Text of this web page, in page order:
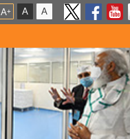
A+ A A